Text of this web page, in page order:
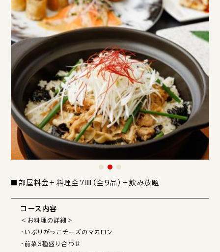
■部屋料金＋料理全7皿（全9品）＋飲み放題
コース内容
＜お料理の詳細＞
・いぶりがっこチーズのマカロン
・前菜3種盛り合わせ